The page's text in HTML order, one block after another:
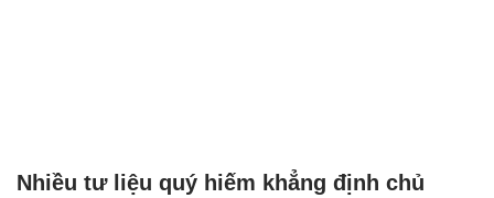
Nhiều tư liệu quý hiếm khẳng định chủ